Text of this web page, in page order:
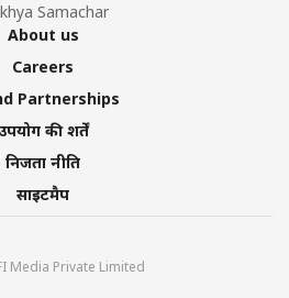
Samachar
About us
Careers
Partnerships
की शर्तें
निजता नीति
साइटमैप
Media Private Limited